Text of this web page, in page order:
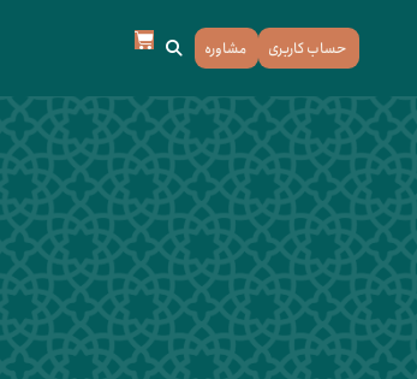
حساب کاربری مشاوره